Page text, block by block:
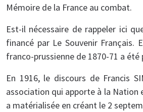
Mémoire de la France au combat.
Est-il nécessaire de rappeler ici
financé par Le Souvenir
franco-prussienne de 1870-71 a
En 1916, le discours de Francis
association qui apporte à la Nation
a matérialisée en créant le 2